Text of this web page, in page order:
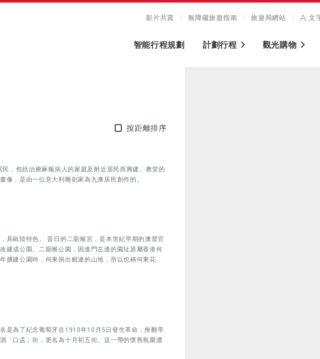
影片共賞 無障礙旅遊指南 旅遊局網站 文
智能行程規劃 計劃行程 觀光購物
按距離排序
，包括治療麻瘋病人的家庭及附近居民而興建。教堂的
，是由一位意大利雕刻家為九澳居民創作的。
具歐陸特色。 昔日的二龍喉宮，是本世紀早期的澳督官
建成公園。二龍喉公園，因進門左邊的園址原屬香港何
擴建公園時，何東捐出毗連的山地，所以也稱何東花
是為了紀念葡萄牙在1910年10月5日發生革命，推翻帝
「口孟」街，更名為十月初五街。這一帶的懷舊氛圍濃